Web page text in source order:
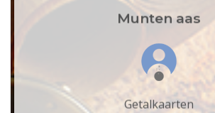
Munten aas
Getalkaarten